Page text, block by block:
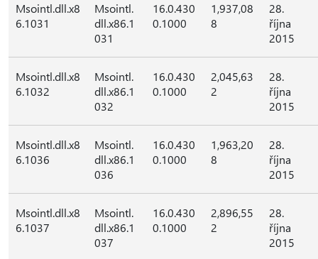
Msointl.dll.x8
6.1031
Msointl.
dll.x86.1
031
16.0.430
0.1000
1,937,08
8
28.
října
2015
Msointl.dll.x8
6.1032
Msointl.
dll.x86.1
032
16.0.430
0.1000
2,045,63
2
28.
října
2015
Msointl.dll.x8
6.1036
Msointl.
dll.x86.1
036
16.0.430
0.1000
1,963,20
8
28.
října
2015
Msointl.dll.x8
6.1037
Msointl.
dll.x86.1
037
16.0.430
0.1000
2,896,55
2
28.
října
2015